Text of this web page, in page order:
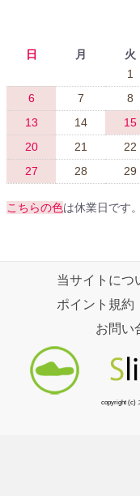
日 月 火
1
6
7 8
13
14 15
20
21 22
27
28 29
こちらの色は休業日です。
当サイトにつ
ポイント規約
お問い
copyright (c)